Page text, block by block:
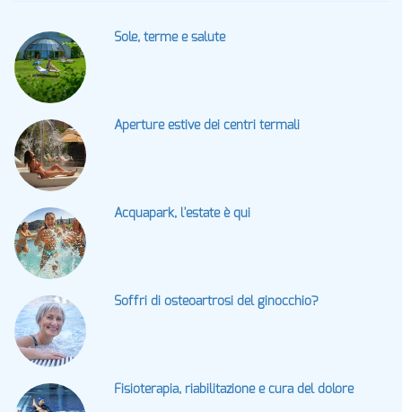
Sole, terme e salute
Aperture estive dei centri termali
Acquapark, l'estate è qui
Soffri di osteoartrosi del ginocchio?
Fisioterapia, riabilitazione e cura del dolore